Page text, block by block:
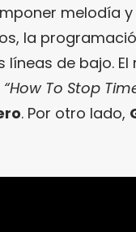
melodía y
la
de bajo.
“How To Stop
. Por otro lado,